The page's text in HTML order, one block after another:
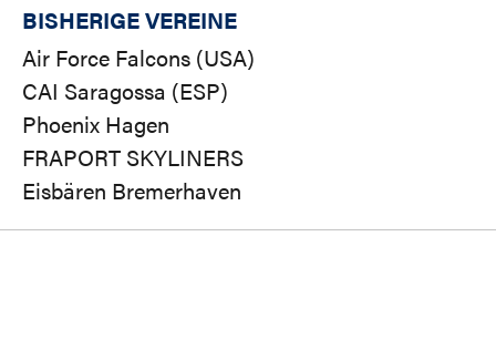
BISHERIGE VEREINE
Air Force Falcons (USA)
CAI Saragossa (ESP)
Phoenix Hagen
FRAPORT SKYLINERS
Eisbären Bremerhaven